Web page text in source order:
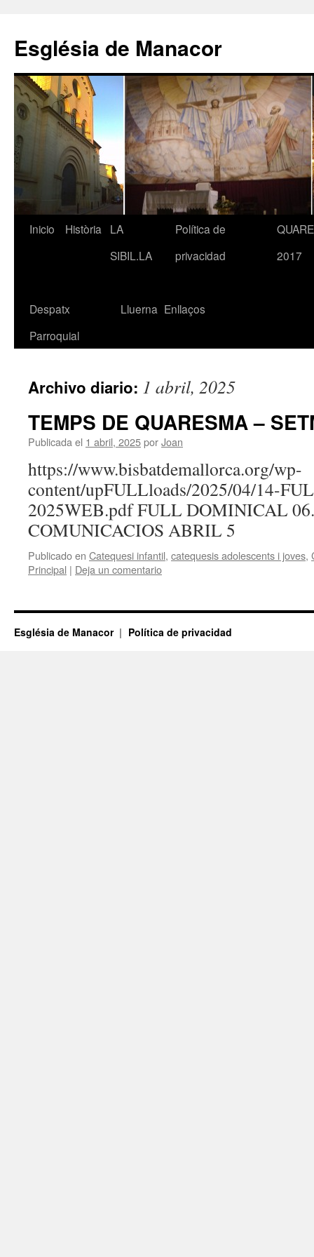
contenido
Església de Manacor
Inicio Història
LA
SIBIL.LA
Política de
privacidad
2017
Despatx
Parroquial
Lluerna Enllaços
Archivo diario: 1 abril, 2025
TEMPS DE QUARESMA –
Publicada el 1 abril, 2025porJoan
https://www.bisbatdemallorca.org/wp-
content/upFULLloads/2025/04/14-
2025WEB.pdf FULL DOMINICAL
COMUNICACIOS ABRIL 5
Publicado en Catequesi infantil, catequesis adolescents i joves,
Principal | Deja un comentario
Església de Manacor Política de privacidad